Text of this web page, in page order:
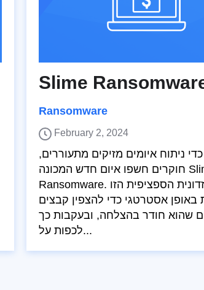
Slime
Ransomware
February 2, 2024
ניתוח איומים מזיקים מתעוררים,
חוקרים חשפו איום חדש המכונה Slime
Ransomware. התוכנה הזדונית הספציפית הזו
באופן אסטרטגי כדי להצפין קבצים
שהוא חודר בהצלחה, ובעקבות כך
לכפות על...